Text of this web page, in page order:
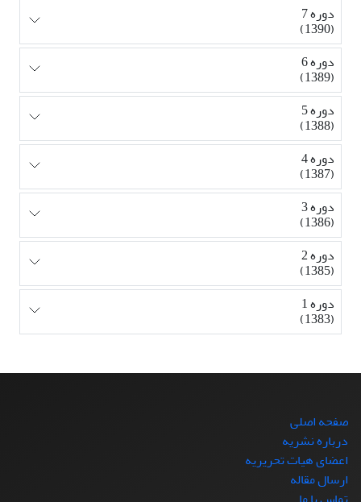
دوره 7
(1390)
دوره 6
(1389)
دوره 5
(1388)
دوره 4
(1387)
دوره 3
(1386)
دوره 2
(1385)
دوره 1
(1383)
صفحه اصلی
درباره نشریه
اعضای هیات تحریریه
ارسال مقاله